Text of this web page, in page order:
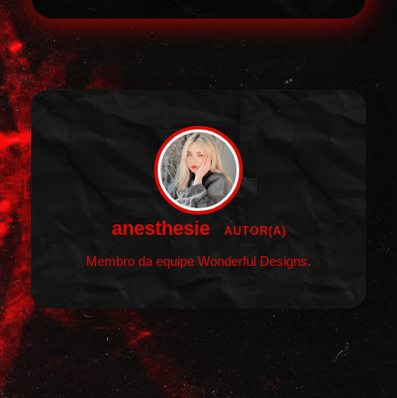
anesthesie AUTOR(A)
Membro da equipe Wonderful Designs.